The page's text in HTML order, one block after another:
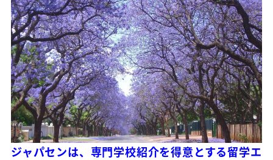
ジャパセンは、専門学校紹介を得意とする留学エ